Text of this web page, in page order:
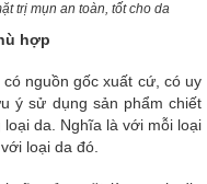
trị mụn an toàn, tốt cho da
hợp
nguồn gốc xuất cứ, có uy
ý sử dụng sản phẩm chiết
da. Nghĩa là với mỗi loại
loại da đó.